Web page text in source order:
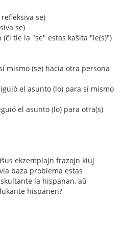
se)
se)
tie la "se" estas kaŝita "le(s)")
mismo (se) hacia otra persona
el asunto (lo) para sí mismo
el asunto (lo) para otra(s)
ekzemplajn frazojn kiuj
baza problema estas
la hispanan, aŭ
hispanen?